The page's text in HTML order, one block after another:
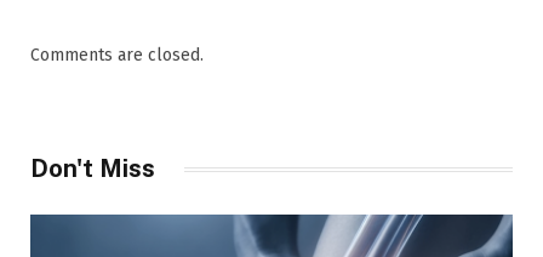
Comments are closed.
Don't Miss